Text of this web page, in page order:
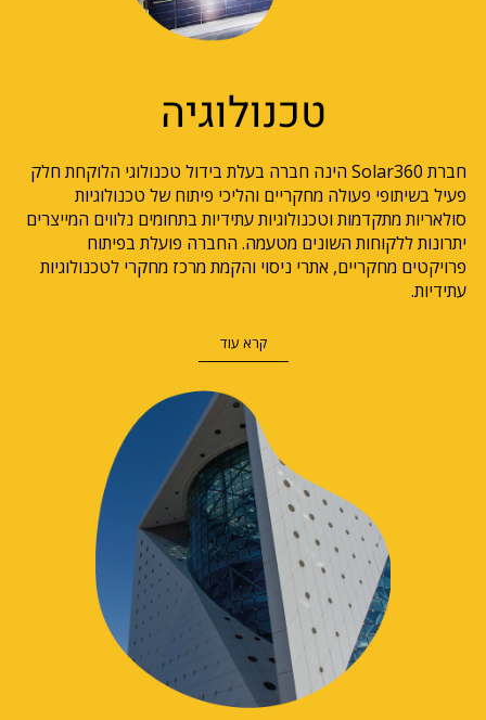
טכנולוגיה
חברת Solar360 הינה חברה בעלת בידול טכנולוגי הלוקחת חלק
פעיל בשיתופי פעולה מחקריים והליכי פיתוח של טכנולוגיות
סולאריות מתקדמות וטכנולוגיות עתידיות בתחומים נלווים המייצרים
יתרונות ללקוחות השונים מטעמה. החברה פועלת בפיתוח
פרויקטים מחקריים, אתרי ניסוי והקמת מרכז מחקרי לטכנולוגיות
עתידיות.
קרא עוד